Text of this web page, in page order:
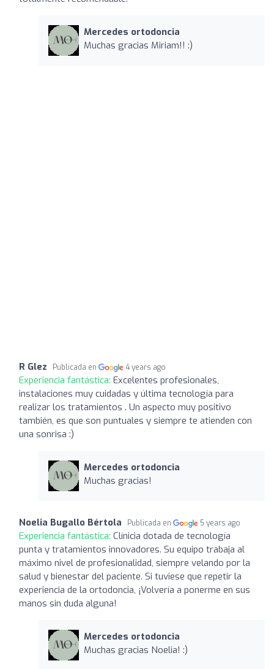
Mercedes ortodoncia
Muchas gracias Miriam!! :)
R Glez Publicada en 4 years ago
Experiencia fantástica: Excelentes profesionales,
instalaciones muy cuidadas y última tecnología para
realizar los tratamientos . Un aspecto muy positivo
también, es que son puntuales y siempre te atienden con
una sonrisa :)
Mercedes ortodoncia
Muchas gracias!
Noelia Bugallo Bértola Publicada en 5 years ago
Experiencia fantástica: Clínicia dotada de tecnología
punta y tratamientos innovadores. Su equipo trabaja al
máximo nivel de profesionalidad, siempre velando por la
salud y bienestar del paciente. Si tuviese que repetir la
experiencia de la ortodoncia, ¡Volvería a ponerme en sus
manos sin duda alguna!
Mercedes ortodoncia
Muchas gracias Noelia! :)